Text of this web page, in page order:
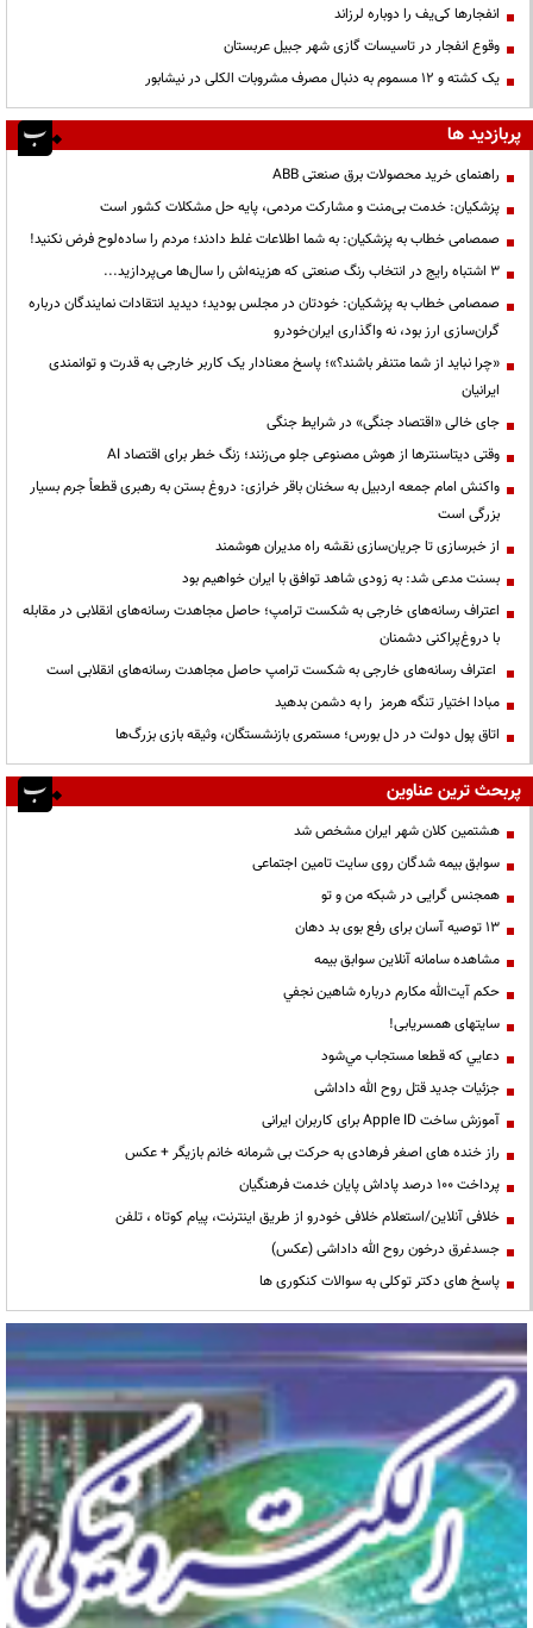
انفجارها کی‌یف را دوباره لرزاند
وقوع انفجار در تاسیسات گازی شهر جبیل عربستان
یک کشته و ۱۲ مسموم به دنبال مصرف مشروبات الکلی در نیشابور
پربازدید ها
راهنمای خرید محصولات برق صنعتی ABB
پزشکیان: خدمت بی‌منت و مشارکت مردمی، پایه حل مشکلات کشور است
صمصامی خطاب به پزشکیان: به شما اطلاعات غلط دادند؛ مردم را ساده‌لوح فرض نکنید!
3 اشتباه رایج در انتخاب رنگ صنعتی که هزینه‌اش را سال‌ها می‌پردازید...
صمصامی خطاب به پزشکیان: خودتان در مجلس بودید؛ دیدید انتقادات نمایندگان درباره
گران‌سازی ارز بود، نه واگذاری ایران‌خودرو
«چرا نباید از شما متنفر باشند؟»؛ پاسخ معنادار یک کاربر خارجی به قدرت و توانمندی
ایرانیان
جای خالی «اقتصاد جنگی» در شرایط جنگی
وقتی دیتاسنترها از هوش مصنوعی جلو می‌زنند؛ زنگ خطر برای اقتصاد AI
واکنش امام جمعه اردبیل به سخنان باقر خرازی: دروغ بستن به رهبری قطعاً جرم بسیار
بزرگی است
از خبرسازی تا جریان‌سازی نقشه راه مدیران هوشمند
بسنت مدعی شد: به زودی شاهد توافق با ایران خواهیم بود
اعتراف رسانه‌های خارجی به شکست ترامپ؛ حاصل مجاهدت رسانه‌های انقلابی در مقابله
با دروغ‌پراکنی دشمنان
اعتراف رسانه‌های خارجی به شکست ترامپ حاصل مجاهدت رسانه‌های انقلابی است
مبادا اختیار تنگه هرمز را به دشمن بدهید
اتاق پول دولت در دل بورس؛ مستمری بازنشستگان، وثیقه بازی بزرگ‌ها
پربحث ترین عناوین
هشتمین کلان شهر ایران مشخص شد
سوابق بیمه شدگان روی سایت تامین اجتماعی
همجنس گرایی در شبکه من و تو
13 توصیه آسان برای رفع بوی بد دهان
مشاهده سامانه آنلاين سوابق بیمه
حكم آيت‌الله مكارم درباره شاهين نجفي
سایتهای همسریابی!
دعايي كه قطعا مستجاب مي‌شود
جزئیات جدید قتل روح الله داداشی
آموزش ساخت Apple ID برای کاربران ایرانی
راز خنده های اصغر فرهادی به حرکت بی شرمانه خانم بازیگر + عکس
پرداخت ۱۰۰ درصد پاداش پایان خدمت فرهنگیان
خلافی آنلاین/استعلام خلافی خودرو از طریق اینترنت، پیام کوتاه ، تلفن
جسدغرق درخون روح الله داداشی (عکس)
پاسخ های دکتر توکلی به سوالات کنکوری ها